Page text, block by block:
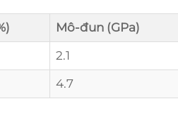
Mô-đun (GPa)
2.1
4.7